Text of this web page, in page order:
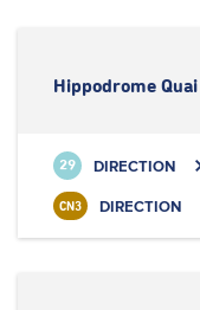
Hippodrome Quai
29 DIRECTION
CN3 DIRECTION